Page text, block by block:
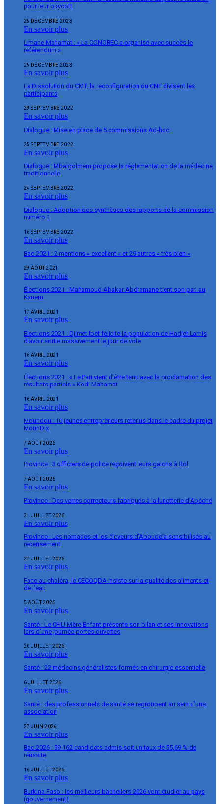
pour leur boycott
25 DÉCEMBRE 2023
En savoir plus
Limane Mahamat : « La CONOREC a organisé avec succès le
référendum »
25 DÉCEMBRE 2023
En savoir plus
La Dissolution du CMT, la reconfiguration du CNT divisent les
participants
29 SEPTEMBRE 2022
En savoir plus
Dialogue : Mise en place de 5 commissions Ad-hoc
25 SEPTEMBRE 2022
En savoir plus
Dialogue : Mbaïgolmem propose la réglementation de la médecine
traditionnelle
24 SEPTEMBRE 2022
En savoir plus
Dialogue : Adoption des synthèses des rapports de la commission
numéro 1
16 SEPTEMBRE 2022
En savoir plus
Bac 2021 : 2 mentions « excellent » et 29 autres « très bien »
29 AOÛT 2021
En savoir plus
Élections 2021 : Mahamoud Abakar Abdramane tient son pari au
Kanem
17 AVRIL 2021
En savoir plus
Elections 2021 : Djimet Ibet félicite la population de Hadjer Lamis
d’avoir sortie massivement le jour de vote
16 AVRIL 2021
En savoir plus
Élections 2021 : « Le Pari vient d’être tenu avec la proclamation des
résultats partiels « Kodi Mahamat
16 AVRIL 2021
En savoir plus
Moundou : 10 jeunes entrepreneurs retenus dans le cadre du projet
MounDix
7 AOÛT 2026
En savoir plus
Province : 3 officiers de police reçoivent leurs galons à Bol
7 AOÛT 2026
En savoir plus
Province : Des verres correcteurs fabriqués à la lunetterie d’Abéché
31 JUILLET 2026
En savoir plus
Province : Les nomades et les éleveurs d’Aboudeïa sensibilisés au
recensement
27 JUILLET 2026
En savoir plus
Face au choléra, le CECOQDA insiste sur la qualité des aliments et
de l’eau
5 AOÛT 2026
En savoir plus
Santé : Le CHU Mère-Enfant présente son bilan et ses innovations
lors d’une journée portes ouvertes
20 JUILLET 2026
En savoir plus
Santé : 22 médecins généralistes formés en chirurgie essentielle
6 JUILLET 2026
En savoir plus
Santé : des professionnels de santé se regroupent au sein d’une
association
27 JUIN 2026
En savoir plus
Bac 2026 : 59 162 candidats admis soit un taux de 55,69 % de
réussite
16 JUILLET 2026
En savoir plus
Burkina Faso : les meilleurs bacheliers 2026 vont étudier au pays
(gouvernement)